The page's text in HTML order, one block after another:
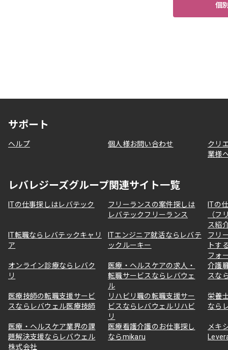
個
サポート
ヘルプ 個人様お問い合わせ
クリ
業様
レバレジーズグループ関連サイト一覧
ITの仕事探しはレバテック
フリーランスの案件探しは
レバテックフリーランス
ITの
（フ
ス紹
IT転職ならレバテックキャリ
ア
ITエンジニア就活ならレバテ
ックルーキー
フリ
トす
フォ
オンライン診療ならレバク
リ
医療・ヘルスケアの求人・
転職サービスならレバウェ
ル
介護
スな
医療技師の転職支援サービ
スならレバウェル医療技師
リハビリ職の転職支援サー
ビスならレバウェルリハビ
リ
栄養
なら
医療・ヘルスケア業界の課
題解決支援ならレバウェル
株式会社
医療看護介護のお仕事探し
ならmikaru
メキ